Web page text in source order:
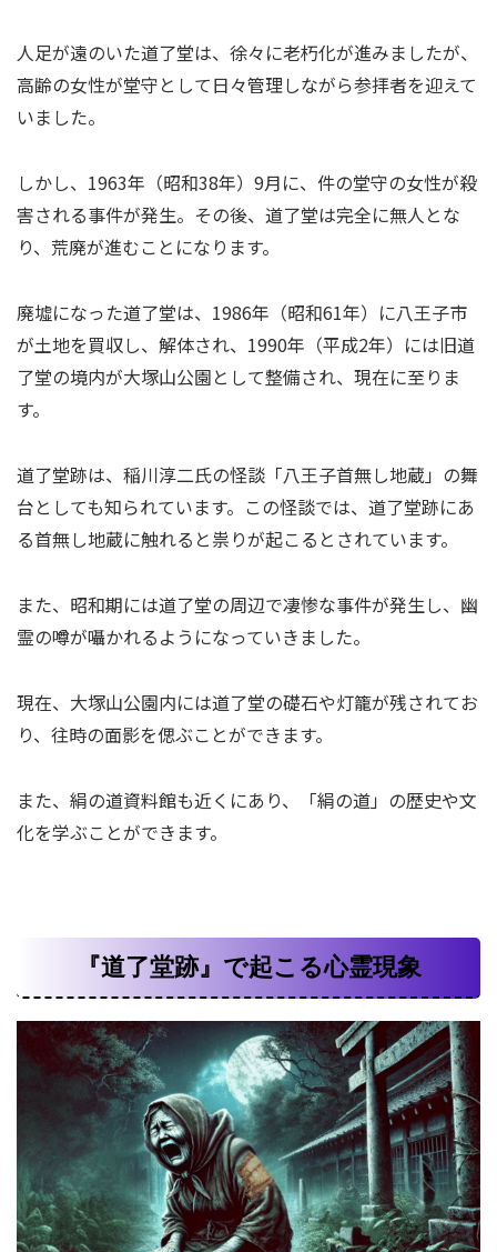
人足が遠のいた道了堂は、徐々に老朽化が進みましたが、
高齢の女性が堂守として日々管理しながら参拝者を迎えて
いました。
しかし、1963年（昭和38年）9月に、件の堂守の女性が殺
害される事件が発生。その後、道了堂は完全に無人とな
り、荒廃が進むことになります。
廃墟になった道了堂は、1986年（昭和61年）に八王子市
が土地を買収し、解体され、1990年（平成2年）には旧道
了堂の境内が大塚山公園として整備され、現在に至りま
す。
道了堂跡は、稲川淳二氏の怪談「八王子首無し地蔵」の舞
台としても知られています。この怪談では、道了堂跡にあ
る首無し地蔵に触れると祟りが起こるとされています。
また、昭和期には道了堂の周辺で凄惨な事件が発生し、幽
霊の噂が囁かれるようになっていきました。
現在、大塚山公園内には道了堂の礎石や灯籠が残されてお
り、往時の面影を偲ぶことができます。
また、絹の道資料館も近くにあり、「絹の道」の歴史や文
化を学ぶことができます。
『道了堂跡』で起こる心霊現象